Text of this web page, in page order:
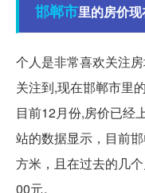
邯郸市里的房价
个人是非常喜欢关注
关注到,现在邯郸市里
目前12月份,房价已经
站的数据显示，目前
方米，且在过去的几
00元。